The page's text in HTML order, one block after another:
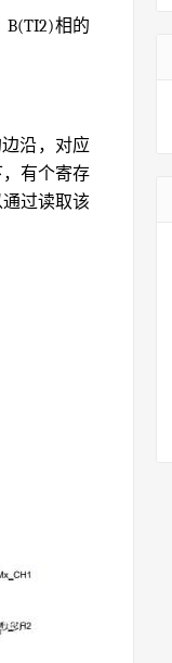
B(TI2)相的
沿，对应
有个寄存
过读取该